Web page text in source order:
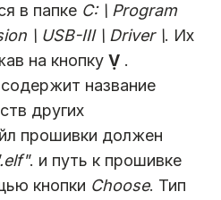
в папке C: \ Program
\ USB-III \ Driver \. Их
на кнопку Ṿ .
название
других
прошивки должен
. и путь к прошивке
кнопки Choose. Тип